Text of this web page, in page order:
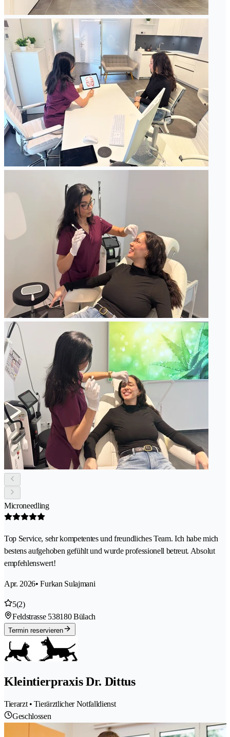
Microneedling
Top Service, sehr kompetentes und freundliches Team. Ich habe mich
bestens aufgehoben gefühlt und wurde professionell betreut. Absolut
empfehlenswert!
Apr. 2026• Furkan Sulajmani
5(2)
Feldstrasse 538180 Bülach
Termin reservieren
Kleintierpraxis Dr. Dittus
Tierarzt • Tierärztlicher Notfalldienst
Geschlossen